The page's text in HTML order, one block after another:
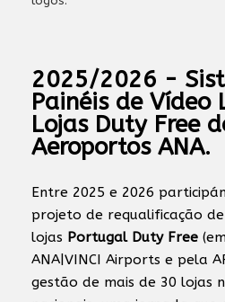
2025/2026 -
Painéis de Vídeo
Lojas Duty Free
Aeroportos ANA.
Entre 2025 e 2026
projeto de requalificação
lojas Portugal Duty Free
ANA|VINCI Airports e pela
gestão de mais de 30 lojas